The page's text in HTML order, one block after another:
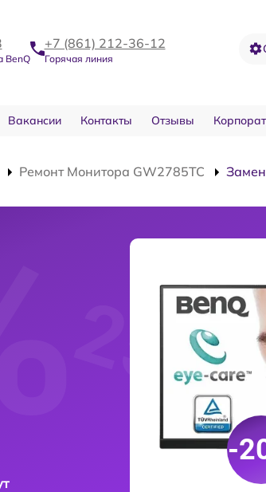
BenQ
+7 (861) 212-36-12
Горячая линия
Вакансии Контакты Отзывы
Ремонт Монитора GW2785TC
-